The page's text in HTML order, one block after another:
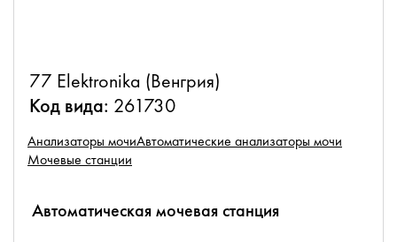
77 Elektronika (Венгрия)
Код вида: 261730
Анализаторы мочиАвтоматические анализаторы мочи
Мочевые станции
Автоматическая мочевая станция